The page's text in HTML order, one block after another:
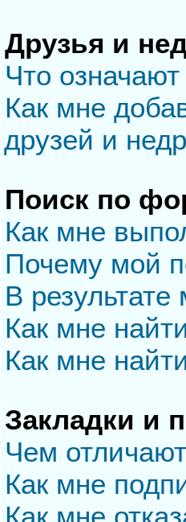
Друзья и
Что
Как мне
друзей и
Поиск по
Как мне
Почему мой
В
Как мне
Как мне
Закладки и
Чем
Как мне